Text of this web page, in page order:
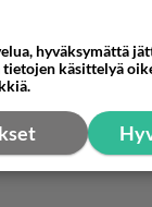
hyväksymättä
käsittelyä